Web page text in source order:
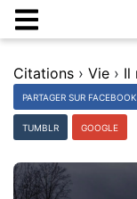
Citations › Vie ›
PARTAGER SUR FACEBOOK
TUMBLR GOOGLE